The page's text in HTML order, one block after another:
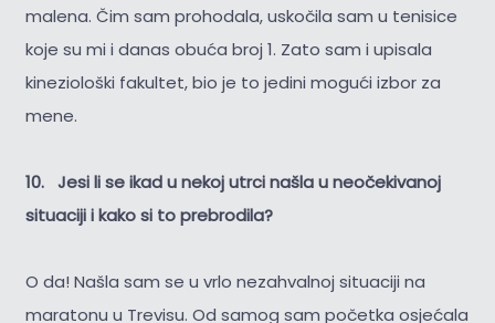
malena. Čim sam prohodala, uskočila sam u tenisice
koje su mi i danas obuća broj 1. Zato sam i upisala
kineziološki fakultet, bio je to jedini mogući izbor za
mene.
10. Jesi li se ikad u nekoj utrci našla u neočekivanoj
situaciji i kako si to prebrodila?
O da! Našla sam se u vrlo nezahvalnoj situaciji na
maratonu u Trevisu. Od samog sam početka osjećala